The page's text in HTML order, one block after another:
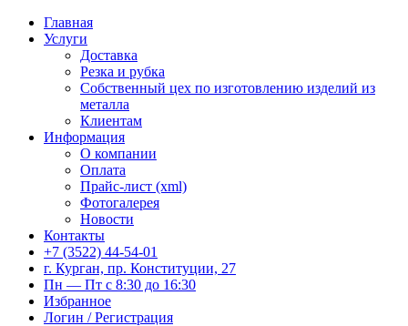
Главная
Услуги
Доставка
Резка и рубка
Собственный цех по изготовлению изделий из
металла
Клиентам
Информация
О компании
Оплата
Прайс-лист (xml)
Фотогалерея
Новости
Контакты
+7 (3522) 44-54-01
г. Курган, пр. Конституции, 27
Пн — Пт с 8:30 до 16:30
Избранное
Логин / Регистрация